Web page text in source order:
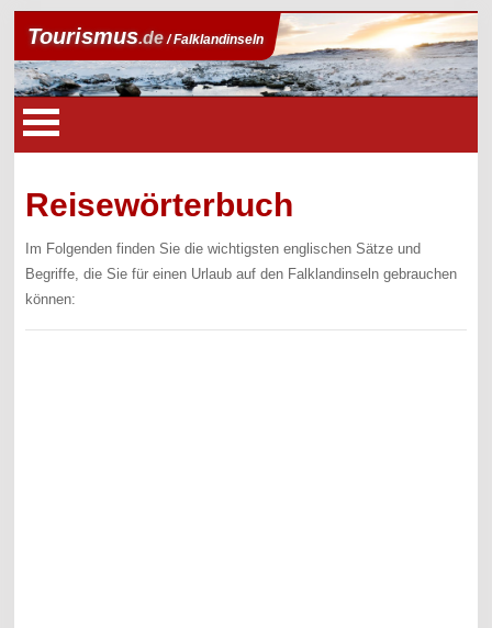
Tourismus.de/ Falklandinseln
Reisewörterbuch
Im Folgenden finden Sie die wichtigsten englischen Sätze und
Begriffe, die Sie für einen Urlaub auf den Falklandinseln gebrauchen
können: